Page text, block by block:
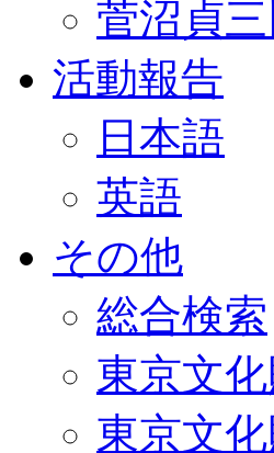
菅沼貞
活動報告
日本語
英語
その他
総合検索
東京文
東京文